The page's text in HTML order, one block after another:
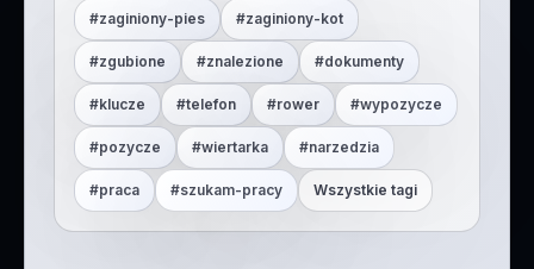
#zaginiony-pies #zaginiony-kot
#zgubione #znalezione #dokumenty
#klucze #telefon #rower #wypozycze
#pozycze #wiertarka #narzedzia
#praca #szukam-pracy Wszystkie tagi